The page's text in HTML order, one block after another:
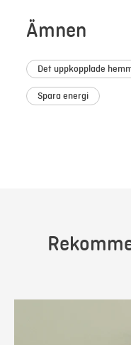
Ämnen
Det uppkopplade
Spara energi